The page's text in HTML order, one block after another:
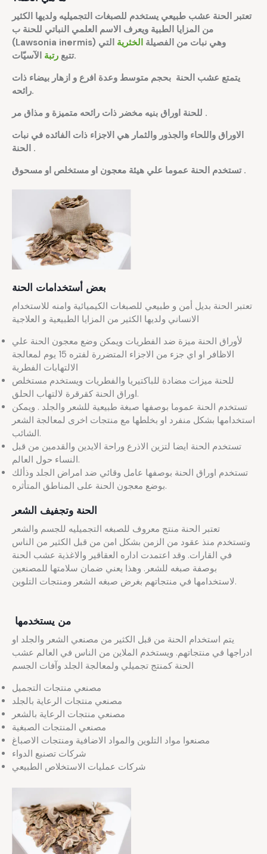
تعتبر الحنة عشب طبيعي يستخدم للصبغات التجميليه ولديها الكثير
من المزايا الطبية ويعرف الاسم العلمي النباتي للحنة ب
(Lawsonia inermis) وهي نبات من الفصيلة الخثرية التي
تتبع رتبة
الآسيّات.
يتمتع عشب الحنة بحجم متوسط وعدة افرع و ازهار بيضاء ذات
رائحه.
للحنة اوراق بنيه مخضر ذات رائحه متميزة و مذاق مر .
الاوراق واللحاء والجذور والثمار هي الاجزاء ذات الفائده في نبات
الحنة .
تستخدم الحنة عموما علي هيئة معجون او مستخلص او مسحوق.
بعض أستخدامات الحنة
تعتبر الحنة بديل أمن و طبيعي للصبغات الكيميائية وامنه للاستخدام
الانساني ولديها الكثير من المزايا الطبيعية و العلاجية
لأوراق الحنة ميزة ضد الفطريات ويمكن وضع معجون الحنة علي
الاظافر او اي جزء من الاجزاء المتضررة لفتره 15 يوم لمعالجة
الالتهابات الفطرية
للحنة ميزات مضادة للباكتيريا والفطريات ويستخدم مستخلص
اوراق الحنة كقرقرة لالتهاب الحلق.
تستخدم الحنة عموما بوصفها صبغة طبيعية للشعر والجلد . ويمكن
استخدامها بشكل منفرد او بخلطها مع منتجات اخرى لمعالجة الشعر
الشائب.
تستخدم الحنة ايضا لتزين الاذرع وراحة الايدين والقدمين من قبل
النساء حول العالم.
تستخدم اوراق الحنة بوصفها عامل وقائي ضد امراض الجلد وذألك
بوضع معجون الحنة على المناطق المتأثره.
الحنة وتجفيف الشعر
تعتبر الحنة منتج معروف للصبغه التجميليه للجسم والشعر
وتستخدم منذ عقود من الزمن بشكل امن من قبل الكثير من الناس
في القارات. وقد اعتمدت اداره العقاقير والاغذية عشب الحنة
بوصفة صبغه للشعر. وهذا يعني ضمان سلامتها للمصنعين
لاستخدامها في منتجاتهم بغرض صبغه الشعر ومنتجات التلوين.
من يستخدمها
يتم استخدام الحنة من قبل الكثير من مصنعي الشعر والجلد او
ادراجها في منتجاتهم. ويستخدم الملاين من الناس في العالم عشب
الحنة كمنتج تجميلي ولمعالجة الجلد وآفات الجسم
مصنعي منتجات التجميل
مصنعي منتجات الرعاية بالجلد
مصنعي منتجات الرعاية بالشعر
مصنعي المنتجات الصبغية
مصنعوا مواد التلوين والمواد الاضافية ومنتجات الاصباغ
شركات تصنيع الدواء
شركات عمليات الاستخلاص الطبيعي